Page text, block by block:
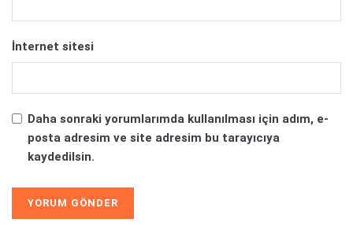
İnternet sitesi
Daha sonraki yorumlarımda kullanılması için adım, e-
posta adresim ve site adresim bu tarayıcıya
kaydedilsin.